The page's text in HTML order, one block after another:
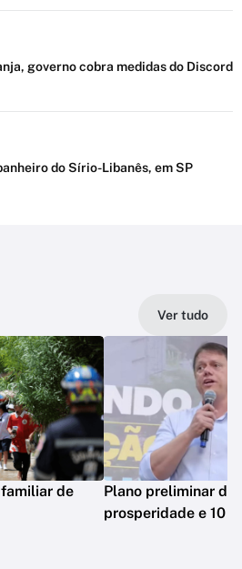
governo cobra medidas do Discord
do Sírio-Libanês, em SP
Ver tudo
de
Plano preliminar de
prosperidade e 10